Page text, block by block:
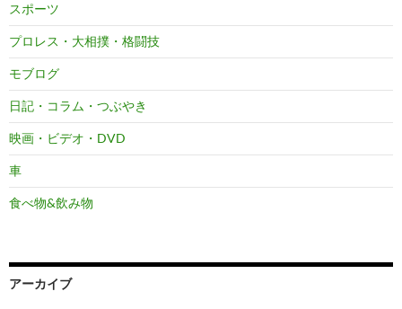
スポーツ
プロレス・大相撲・格闘技
モブログ
日記・コラム・つぶやき
映画・ビデオ・DVD
車
食べ物&飲み物
アーカイブ